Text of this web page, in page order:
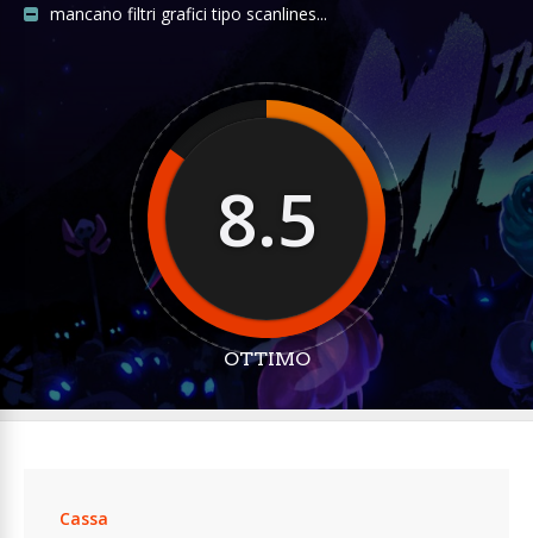
mancano filtri grafici tipo scanlines...
8.5
OTTIMO
Cassa